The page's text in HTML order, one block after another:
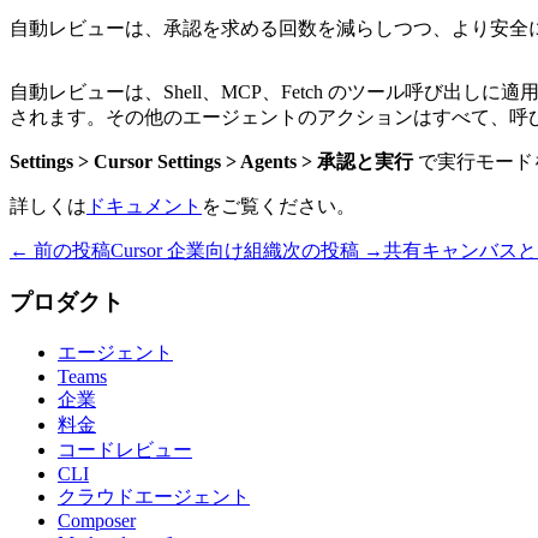
自動レビューは、承認を求める回数を減らしつつ、より安
自動レビューは、Shell、MCP、Fetch のツール呼び出しに
されます。その他のエージェントのアクションはすべて、
Settings > Cursor Settings > Agents > 承認と実行で実行モード
詳しくは ドキュメント をご覧ください。
← 前の投稿Cursor 企業向け組織次の投稿 →共有キャンバス
プロダクト
エージェント
Teams
企業
料金
コードレビュー
CLI
クラウドエージェント
Composer